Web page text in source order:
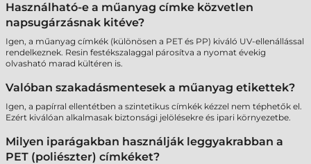
Használható-e a műanyag címke közvetlen
napsugárzásnak kitéve?
Igen, a műanyag címkék (különösen a PET és PP) kiváló UV-ellenállással
rendelkeznek. Resin festékszalaggal párosítva a nyomat évekig
olvasható marad kültéren is.
Valóban szakadásmentesek a műanyag etikettek?
Igen, a papírral ellentétben a szintetikus címkék kézzel nem téphetők el.
Ezért kiválóan alkalmasak biztonsági jelölésekre és ipari környezetbe.
Milyen iparágakban használják leggyakrabban a
PET (poliészter) címkéket?